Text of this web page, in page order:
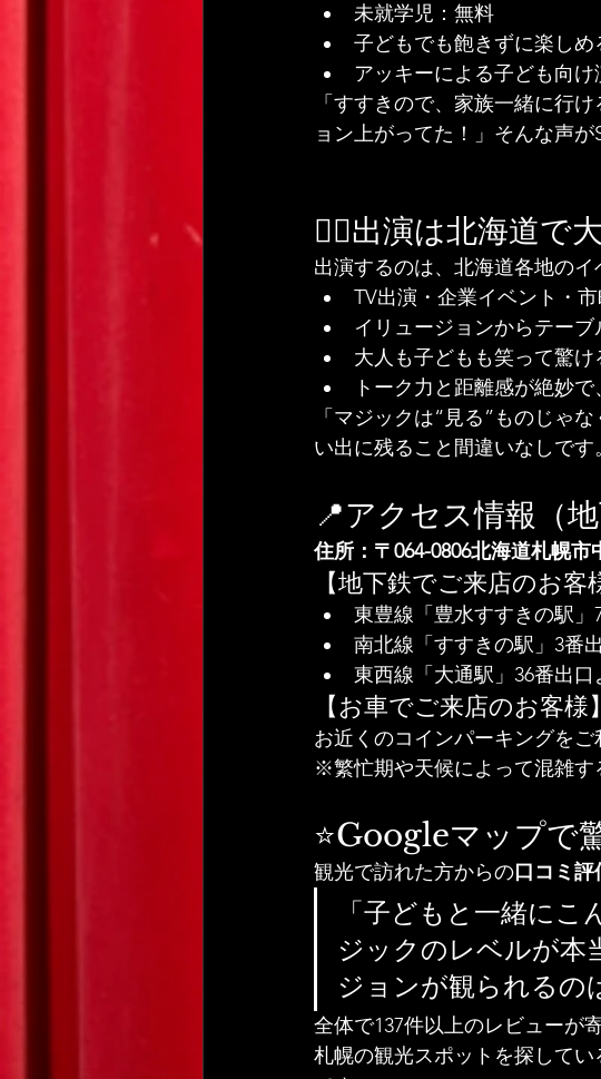
未就学児：無料
子どもでも飽きずに楽し
アッキーによる子ども向け
「すすきので、家族一緒に行
ョン上がってた！」そんな声が
🧙‍♂️出演は北海道で
出演するのは、北海道各地の
TV出演・企業イベント・
イリュージョンからテー
大人も子どもも笑って驚
トーク力と距離感が絶妙
「マジックは“見る”ものじゃ
い出に残ること間違いなしです。
📍アクセス情報（
住所：〒064-0806北海道札幌
【地下鉄でご来店のお客
東豊線「豊水すすきの駅
南北線「すすきの駅」3番
東西線「大通駅」36番出口
【お車でご来店のお客様】
お近くのコインパーキングをご
※繁忙期や天候によって混雑す
⭐Googleマップで
観光で訪れた方からの口コミ
「子どもと一緒に
ジックのレベルが本
ジョンが観られるの
全体で137件以上のレビューが
札幌の観光スポットを探して